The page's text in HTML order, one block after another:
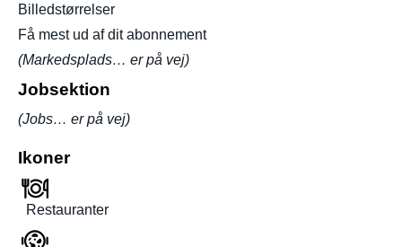
Billedstørrelser
Få mest ud af dit abonnement
(Markedsplads… er på vej)
Jobsektion
(Jobs… er på vej)
Ikoner
Restauranter